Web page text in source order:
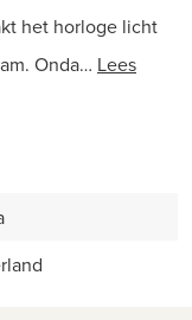
het horloge licht
Onda… Lees